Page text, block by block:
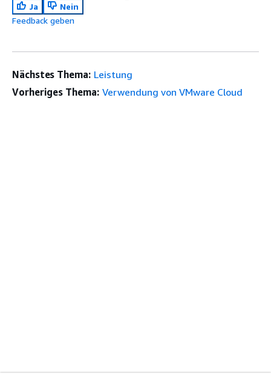
Ja
Nein
Feedback geben
Nächstes Thema: Leistung
Vorheriges Thema: Verwendung von VMware Cloud